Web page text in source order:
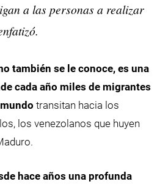
a las personas a realizar
también se le conoce, es una
cada año miles de migrantes
transitan hacia los
los venezolanos que huyen
hace años una profunda